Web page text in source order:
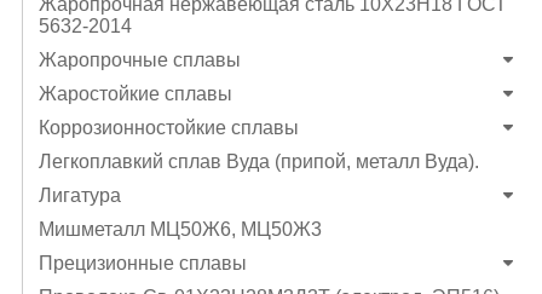
5632-2014
Жаропрочные сплавы
Жаростойкие сплавы
Коррозионностойкие сплавы
Легкоплавкий сплав Вуда (припой, металл Вуда).
Лигатура
Мишметалл МЦ50Ж6, МЦ50Ж3
Прецизионные сплавы